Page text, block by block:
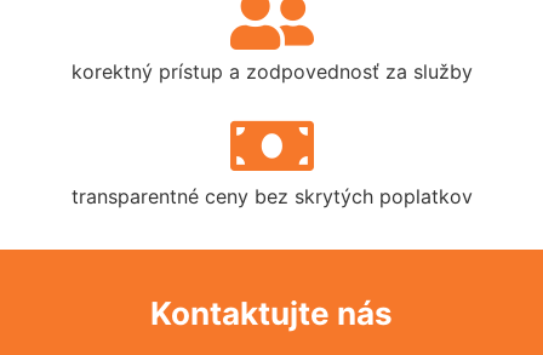
korektný prístup a zodpovednosť za služby
transparentné ceny bez skrytých poplatkov
Kontaktujte nás